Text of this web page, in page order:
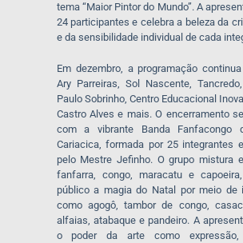
tema “Maior Pintor do Mundo”. A
24 participantes e celebra a beleza da
e da sensibilidade individual de cada
Em dezembro, a programação
Ary Parreiras, Sol Nascente,
Paulo Sobrinho, Centro Educacional
Castro Alves e mais. O encerramento
com a vibrante Banda Fanfacongo
Cariacica, formada por 25 integrantes
pelo Mestre Jefinho. O grupo mistura
fanfarra, congo, maracatu e
público a magia do Natal por meio de
como agogô, tambor de congo,
alfaias, atabaque e pandeiro. A
o poder da arte como